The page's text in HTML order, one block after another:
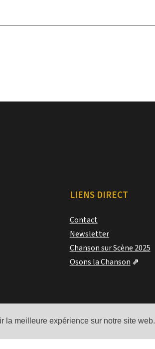
la meilleure expérience sur notre site web.
LIENS DIRECT
Contact
Newsletter
Chanson sur Scène 2025
Osons la Chanson ⇗
Agence Digitale